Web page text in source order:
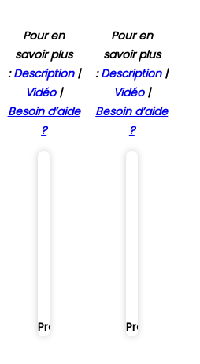
Pour en
savoir plus
:Description|
Vidéo|
Besoin d’aide
?
Présentation
Pour en
savoir plus
:Description|
Vidéo|
Besoin d’aide
?
Présentation